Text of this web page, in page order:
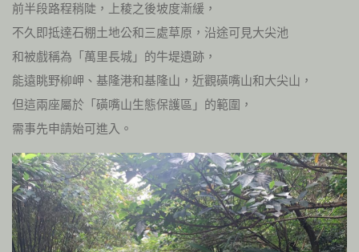
前半段路程稍陡，上稜之後坡度漸緩，
不久即抵達石棚土地公和三處草原，沿途可見大尖池
和被戲稱為「萬里長城」的牛堤遺跡，
能遠眺野柳岬、基隆港和基隆山，近觀磺嘴山和大尖山，
但這兩座屬於「磺嘴山生態保護區」的範圍，
需事先申請始可進入。